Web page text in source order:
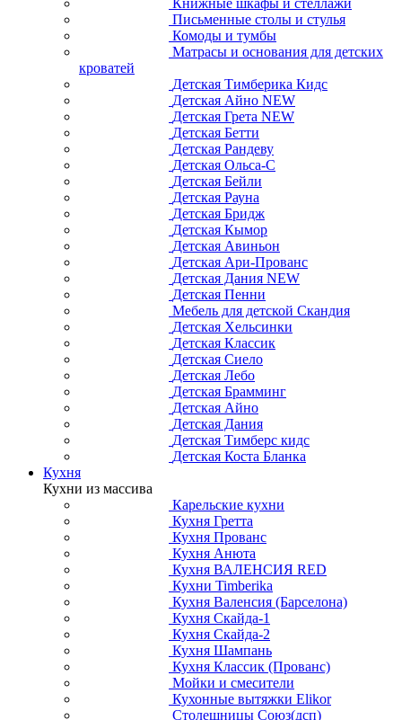
Письменные столы и стулья
Комоды и тумбы
Матрасы и основания для детских
кроватей
Детская Тимберика Кидс
Детская Айно NEW
Детская Грета NEW
Детская Бетти
Детская Рандеву
Детская Ольса-С
Детская Бейли
Детская Рауна
Детская Бридж
Детская Кымор
Детская Авиньон
Детская Ари-Прованс
Детская Дания NEW
Детская Пенни
Мебель для детской Скандия
Детская Хельсинки
Детская Классик
Детская Сиело
Детская Лебо
Детская Брамминг
Детская Айно
Детская Дания
Детская Тимберс кидс
Детская Коста Бланка
Кухня
Кухни из массива
Карельские кухни
Кухня Гретта
Кухня Прованс
Кухня Анюта
Кухня ВАЛЕНСИЯ RED
Кухни Timberika
Кухня Валенсия (Барселона)
Кухня Скайда-1
Кухня Скайда-2
Кухня Шампань
Кухня Классик (Прованс)
Мойки и смесители
Кухонные вытяжки Elikor
Столешницы Союз(дсп)